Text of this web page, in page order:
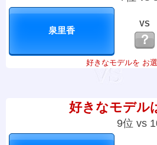
VS
？
好きなモデルを お選
好きなモデル
9位 vs